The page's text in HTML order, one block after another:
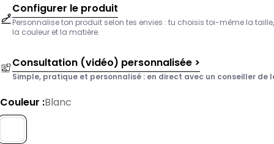
Configurer le produit
Personnalise ton produit selon tes envies : tu choisis toi-même la taille,
la couleur et la matière.
Consultation (vidéo) personnalisée >
Simple, pratique et personnalisé : en direct avec un conseiller de
Couleur :Blanc